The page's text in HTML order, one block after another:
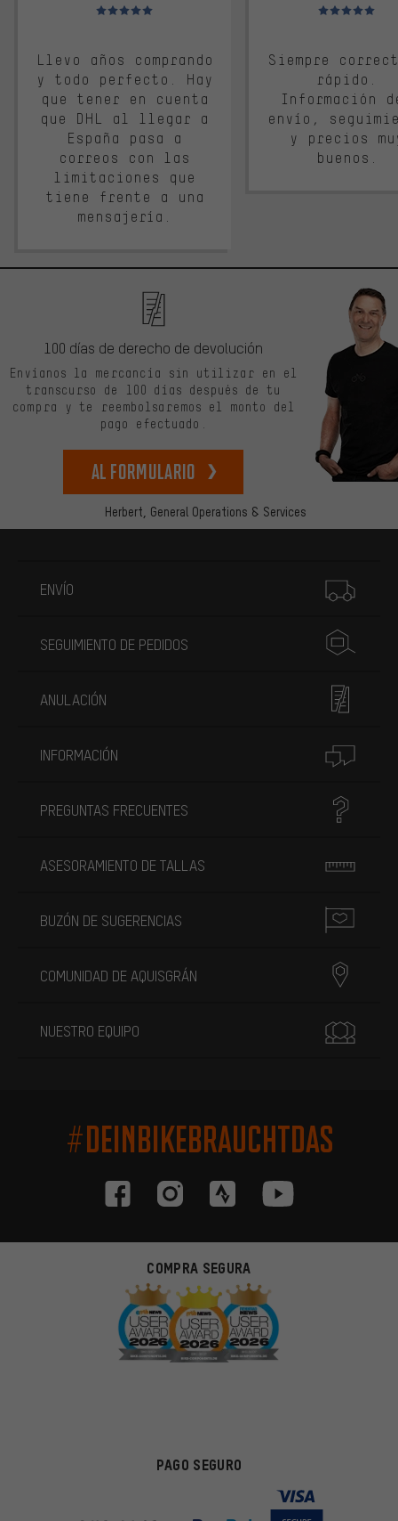
Valoración media: 5 de 5
Llevo años comprando
y todo perfecto. Hay
que tener en cuenta
que DHL al llegar a
España pasa a
correos con las
limitaciones que
tiene frente a una
mensajería.
Valoración
Siempre
rápido.
Información
envío,
y precios
buenos.
Herbert, General Operations & Services
100 días de derecho de devolución
Envíanos la mercancía sin utilizar en el
transcurso de 100 días después de tu
compra y te reembolsaremos el monto del
pago efectuado.
Al formulario
ENVÍO
SEGUIMIENTO DE PEDIDOS
ANULACIÓN
INFORMACIÓN
PREGUNTAS FRECUENTES
ASESORAMIENTO DE TALLAS
BUZÓN DE SUGERENCIAS
COMUNIDAD DE AQUISGRÁN
NUESTRO EQUIPO
#DEINBIKEBRAUCHTDAS
COMPRA SEGURA
PAGO SEGURO